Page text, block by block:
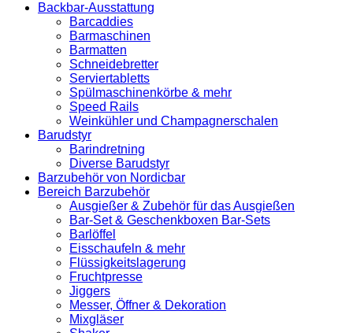
Backbar-Ausstattung
Barcaddies
Barmaschinen
Barmatten
Schneidebretter
Serviertabletts
Spülmaschinenkörbe & mehr
Speed Rails
Weinkühler und Champagnerschalen
Barudstyr
Barindretning
Diverse Barudstyr
Barzubehör von Nordicbar
Bereich Barzubehör
Ausgießer & Zubehör für das Ausgießen
Bar-Set & Geschenkboxen Bar-Sets
Barlöffel
Eisschaufeln & mehr
Flüssigkeitslagerung
Fruchtpresse
Jiggers
Messer, Öffner & Dekoration
Mixgläser